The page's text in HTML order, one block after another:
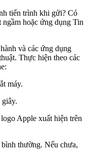
tiến trình khi gửi? Có
hoặc ứng dụng Tin
và các ứng dụng
Thực hiện theo các
máy.
Apple xuất hiện trên
thường. Nếu chưa,